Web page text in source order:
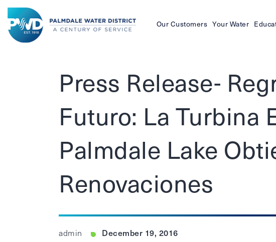
Our Customers Your Water
Press Release-
Futuro: La Turbina
Palmdale Lake
Renovaciones
admin December 19, 2016